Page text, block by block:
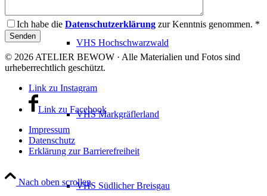
VHS Hochschwarzwald
VHS Markgräflerland
VHS Südlicher Breisgau
Ich habe die Datenschutzerklärung zur Kenntnis genommen. *
© 2026 ATELIER BEWOW · Alle Materialien und Fotos sind
urheberrechtlich geschützt.
Link zu Instagram
Link zu Facebook
Impressum
Datenschutz
Erklärung zur Barrierefreiheit
Nach oben scrollen